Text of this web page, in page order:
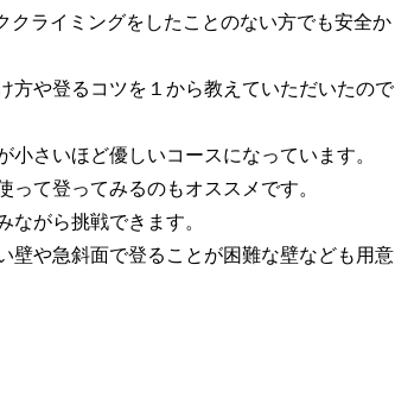
ライミングをしたことのない方でも安全か
方や登るコツを１から教えていただいたので
さいほど優しいコースになっています。
て登ってみるのもオススメです。
ながら挑戦できます。
や急斜面で登ることが困難な壁なども用意